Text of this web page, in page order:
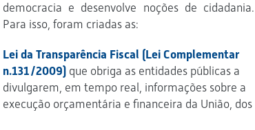
democracia e desenvolve noções de cidadania.
Para isso, foram criadas as:
Lei da Transparência Fiscal (Lei Complementar
n.131/2009)que obriga as entidades públicas a
divulgarem, em tempo real, informações sobre a
execução orçamentária e financeira da União, dos